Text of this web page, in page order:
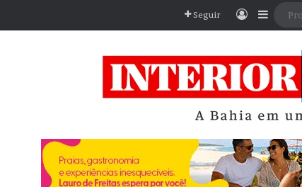
Seguir Entrar